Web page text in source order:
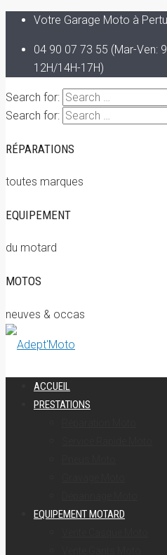
Votre Garage Moto à
04 90 07 73 55 (Mar-Ven:
12H/14H-17H)
Search for:
Search for:
RÉPARATIONS
toutes marques
EQUIPEMENT
du motard
MOTOS
neuves & occas
ACCUEIL
PRESTATIONS
EQUIPEMENT MOTARD